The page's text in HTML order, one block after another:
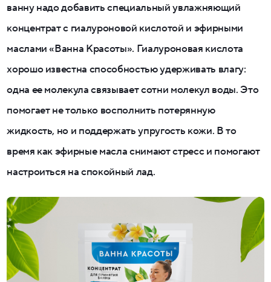
ванну надо добавить специальный увлажняющий
концентрат с гиалуроновой кислотой и эфирными
маслами «Ванна Красоты». Гиалуроновая кислота
хорошо известна способностью удерживать влагу:
одна ее молекула связывает сотни молекул воды. Это
помогает не только восполнить потерянную
жидкость, но и поддержать упругость кожи. В то
время как эфирные масла снимают стресс и помогают
настроиться на спокойный лад.